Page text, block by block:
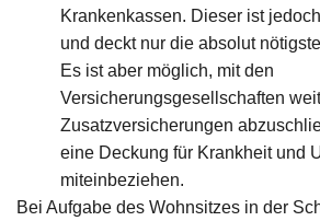
Krankenkassen. Dieser ist
und deckt nur die absolut
Es ist aber möglich, mit den
Versicherungsgesellschaften
Zusatzversicherungen
eine Deckung für Krankheit und
miteinbeziehen.
Bei Aufgabe des Wohnsitzes in der